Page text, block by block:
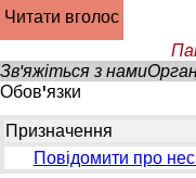
читати вголос
Зв'яжіться з нами
Обов'язки
Призначення
Повідомити про